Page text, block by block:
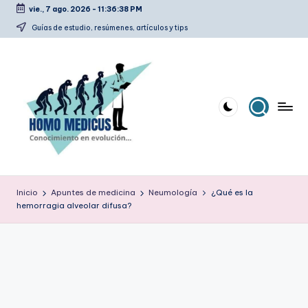
Saltar
vie., 7 ago. 2026 - 11:36:39 PM
Guías de estudio, resúmenes, artículos y tips
o
m
estudio,
Inicio Apuntes de medicina Neumología
¿Qué es la
hemorragia alveolar difusa?